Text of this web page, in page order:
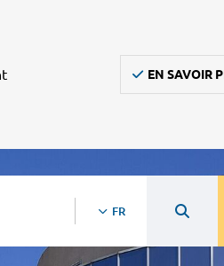
EN SAVOIR
FR